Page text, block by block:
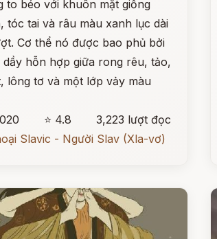
to béo với khuôn mặt giống
tóc tai và râu màu xanh lục dài
Cơ thể nó được bao phủ bởi
dầy hỗn hợp giữa rong rêu, tảo,
lông tơ và một lớp vảy màu
⭐ 4.8
3,223 lượt đọc
Slavic - Người Slav (Xla-vơ)